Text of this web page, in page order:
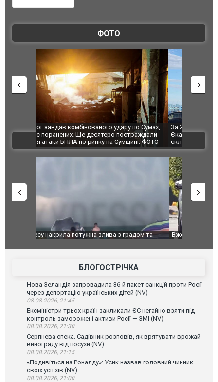
ФОТО
За 2000 кілометрів від кордону з Україною: в
Єкатеринбурзі після атаки дронів загорівся
склад Wildberries. ФОТО. ВІДЕО
"Мої
ВІДЕО
Вже вивели на тести: Ferrari готує оновлення
Вийшов
фільму
БЛОГОСТРІЧКА
Нова Зеландія запровадила 36-й пакет санкцій проти Росії
через депортацію українських дітей (NV)
08.08.2026, 21:45
Ексміністри трьох країн закликали ЄС негайно взяти під
контроль заморожені активи Росії — ЗМІ (NV)
08.08.2026, 21:30
Серпнева спека. Садівник розповів, як врятувати врожай
винограду від посухи (NV)
08.08.2026, 21:15
«Подивіться на Роналду»: Усик назвав головний чинник
своїх успіхів (NV)
08.08.2026, 21:00